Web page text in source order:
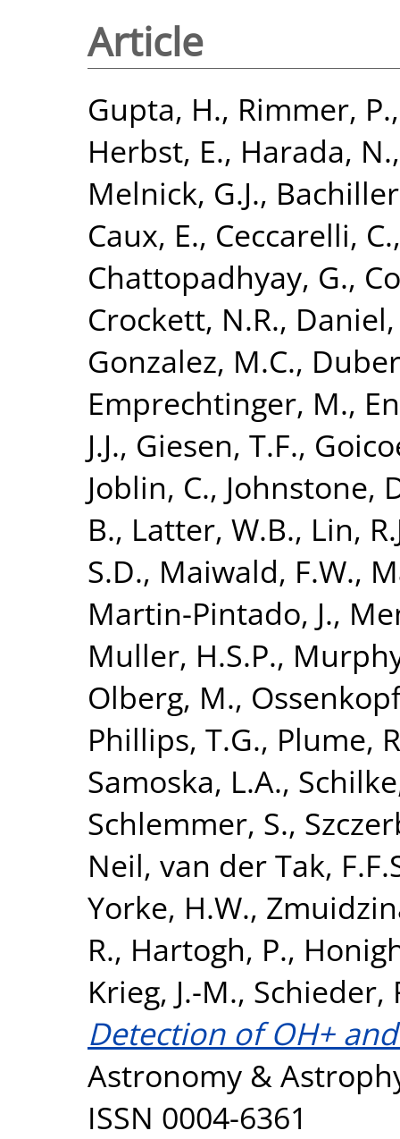
Article
Gupta, H., Rimmer, P.
Herbst, E., Harada, N.
Melnick, G.J.,
Caux, E., Ceccarelli, C.
Chattopadhyay, G.,
Crockett, N.R.,
Gonzalez, M.C.,
Emprechtinger, M.,
J.J., Giesen, T.F.,
Joblin, C., Johnstone,
B., Latter, W.B., Lin,
S.D., Maiwald, F.W.,
Martin-Pintado, J.,
Muller, H.S.P.,
Olberg, M.,
Phillips, T.G., Plume,
Samoska, L.A.,
Schlemmer, S.,
Neil, van der Tak,
Yorke, H.W.,
R., Hartogh, P.,
Krieg, J.-M., Schieder,
Detection of OH+
Astronomy &
ISSN 0004-6361